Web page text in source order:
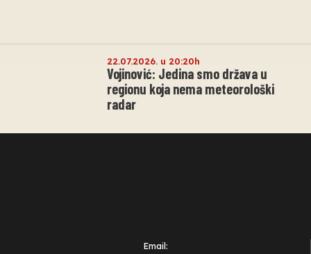
22.07.2026. u 20:20h
Vojinović: Jedina smo država u
regionu koja nema meteorološki
radar
Email: